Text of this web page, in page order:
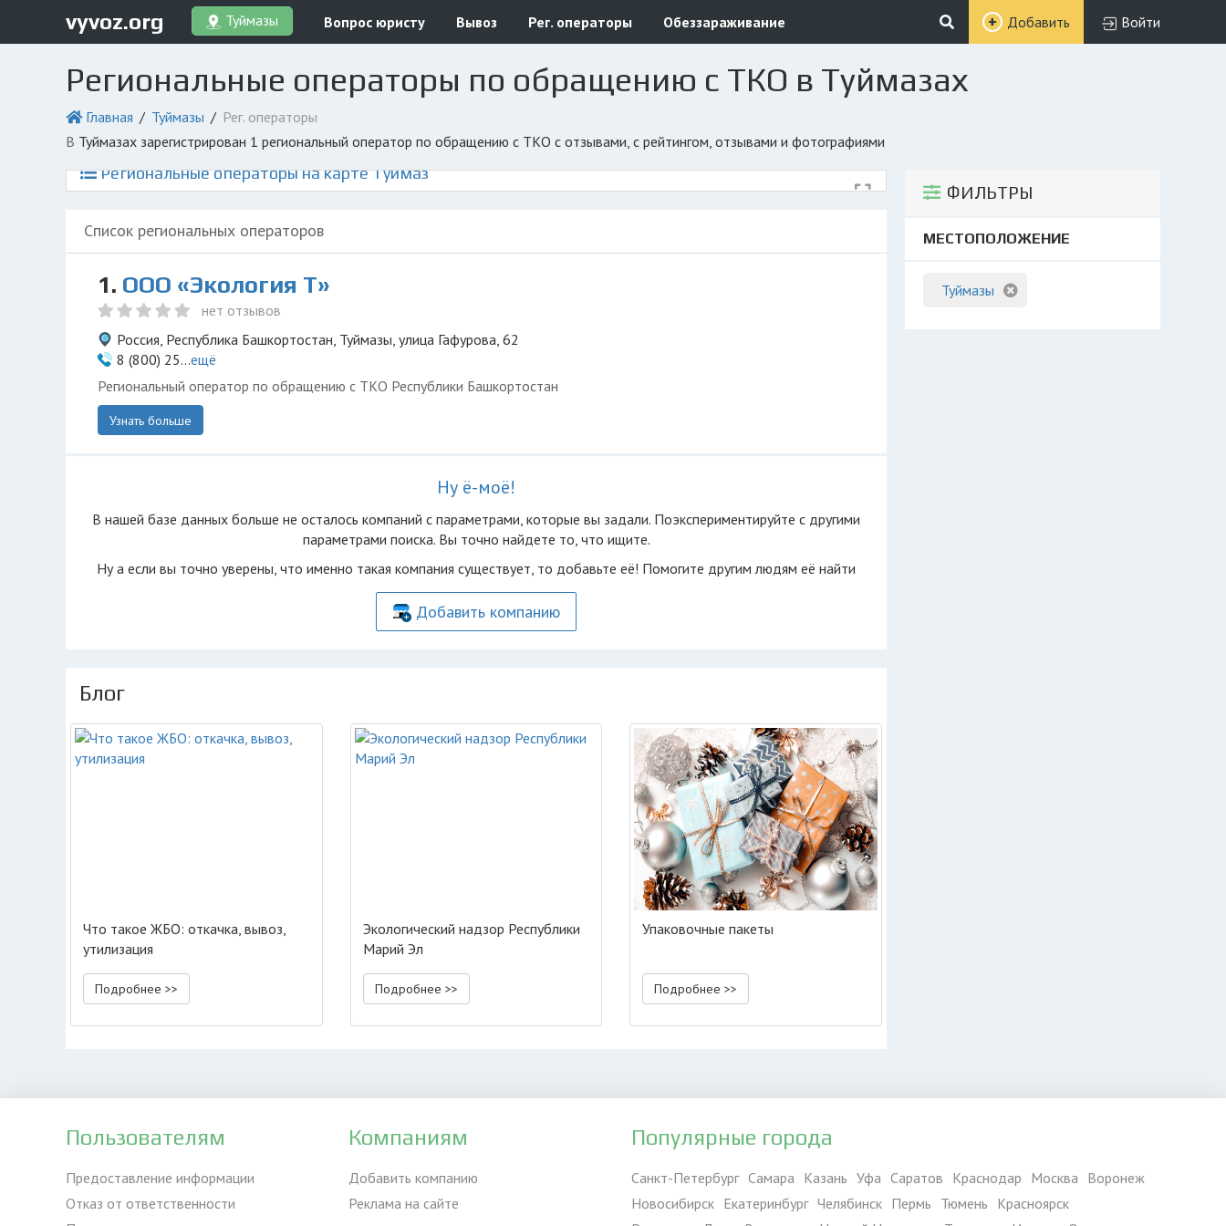
vyvoz.org Туймазы Вопрос юристу Вывоз Рег. операторы Обеззараживание Добавить Войти
Региональные операторы по обращению с ТКО в Туймазах
Главная Туймазы
Рег. операторы
в Туймазах зарегистрирован 1 региональный оператор по обращению с ТКО с отзывами, с рейтингом, отзывами и фотографиями
ФИЛЬТРЫ
МЕСТОПОЛОЖЕНИЕ
Туймазы
Региональные операторы на карте Туймаз
Список региональных операторов
1. ООО «Экология Т»
нет отзывов
Россия, Республика Башкортостан, Туймазы, улица Гафурова, 62
8 (800) 25...ещё
Региональный оператор по обращению с ТКО Республики Башкортостан
Узнать больше
Ну ё-моё!
В нашей базе данных больше не осталоcь компаний с параметрами, которые вы задали. Поэкспериментируйте с другими
параметрами поиска. Вы точно найдете то, что ищите.
Ну а если вы точно уверены, что именно такая компания существует, то добавьте её! Помогите другим людям её найти
Добавить компанию
Блог
Что такое ЖБО: откачка, вывоз,
утилизация
Подробнее >>
Экологический надзор Республики
Марий Эл
Подробнее >>
Упаковочные пакеты
Подробнее >>
Пользователям
Предоставление информации
Отказ от ответственности
Компаниям
Добавить компанию
Реклама на сайте
Популярные города
Санкт-Петербург Самара Казань Уфа Саратов Краснодар Москва Воронеж
Новосибирск Екатеринбург Челябинск Пермь Тюмень Красноярск